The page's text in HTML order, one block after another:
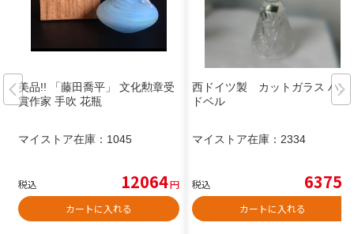
美品!! 「藤田喬平」 文化勲章受
賞作家 手吹 花瓶
マイストア在庫： 1045
税込 12064円
カートに入れる
西ドイツ製 カットガラス ハン
ドベル
マイストア在庫： 2334
税込 6375
カートに入れる